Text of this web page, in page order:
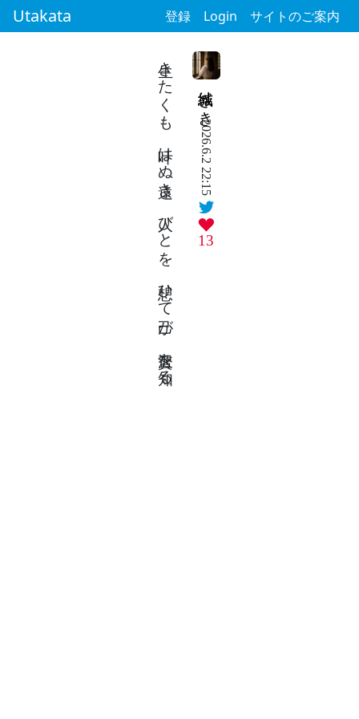
Utakata 登録 Login サイトのご案内
結城 さき
2026.6.2 22:15
13
生きたくも 叶はぬ遠き 人びとを 想ひて己が 贅沢を知る